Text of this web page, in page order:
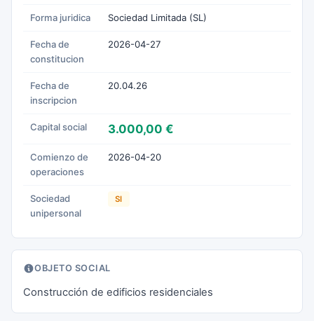
Forma juridica Sociedad Limitada (SL)
Fecha de
constitucion
2026-04-27
Fecha de
inscripcion
20.04.26
Capital social 3.000,00 €
Comienzo de
operaciones
2026-04-20
Sociedad
unipersonal
SI
OBJETO SOCIAL
Construcción de edificios residenciales